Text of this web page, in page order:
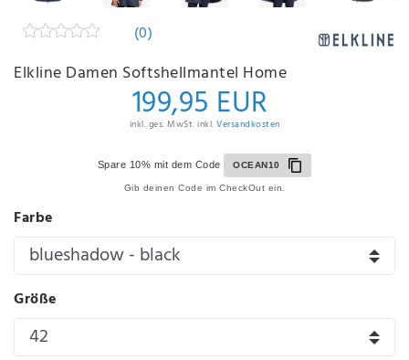
(0)
Elkline Damen Softshellmantel Home
199,95 EUR
inkl. ges. MwSt. inkl. Versandkosten
Spare 10% mit dem Code OCEAN10
Gib deinen Code im CheckOut ein.
Farbe
Größe